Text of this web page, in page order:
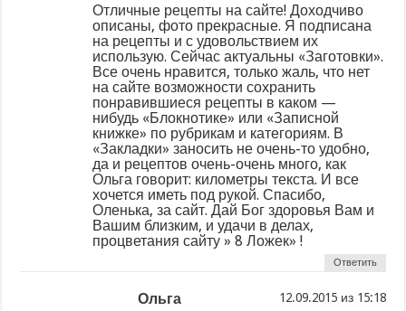
Отличные рецепты на сайте! Доходчиво
описаны, фото прекрасные. Я подписана
на рецепты и с удовольствием их
использую. Сейчас актуальны «Заготовки».
Все очень нравится, только жаль, что нет
на сайте возможности сохранить
понравившиеся рецепты в каком —
нибудь «Блокнотике» или «Записной
книжке» по рубрикам и категориям. В
«Закладки» заносить не очень-то удобно,
да и рецептов очень-очень много, как
Ольга говорит: километры текста. И все
хочется иметь под рукой. Спасибо,
Оленька, за сайт. Дай Бог здоровья Вам и
Вашим близким, и удачи в делах,
процветания сайту » 8 Ложек» !
Ответить
Ольга из